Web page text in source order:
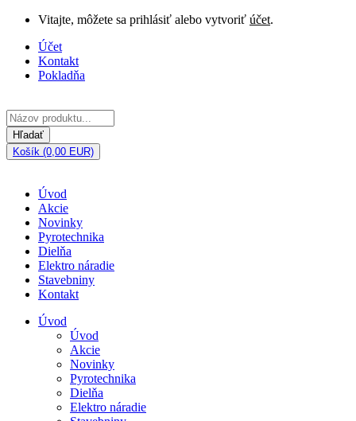
Vitajte, môžete sa prihlásiť alebo vytvoriť účet.
Účet
Kontakt
Pokladňa
Hľadať
Košík (0,00 EUR)
Úvod
Akcie
Novinky
Pyrotechnika
Dielňa
Elektro náradie
Stavebniny
Kontakt
Úvod
Úvod
Akcie
Novinky
Pyrotechnika
Dielňa
Elektro náradie